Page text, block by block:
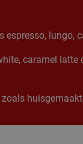
espresso, lungo,
caramel latte
zoals